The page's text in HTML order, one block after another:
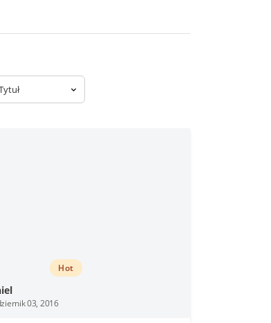
03, 2016
Hot